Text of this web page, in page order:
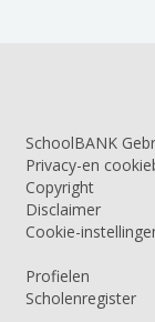
SchoolBANK
Privacy-en
Copyright
Disclaimer
Cookie-
Profielen
Scholenregister